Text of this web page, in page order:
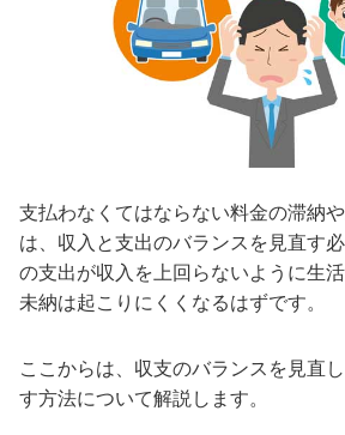
支払わなくてはならない料金の滞納
は、収入と支出のバランスを見直す
の支出が収入を上回らないように生
未納は起こりにくくなるはずです。
ここからは、収支のバランスを見直
す方法について解説します。